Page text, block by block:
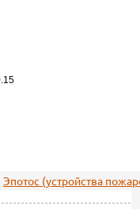
Эпотос (устройства